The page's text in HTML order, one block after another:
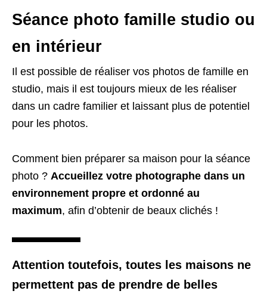
Séance photo famille studio ou
en intérieur
Il est possible de réaliser vos photos de famille en
studio, mais il est toujours mieux de les réaliser
dans un cadre familier et laissant plus de potentiel
pour les photos.
Comment bien préparer sa maison pour la séance
photo ? Accueillez votre photographe dans un
environnement propre et ordonné au
maximum, afin d’obtenir de beaux clichés !
Attention toutefois, toutes les maisons ne
permettent pas de prendre de belles